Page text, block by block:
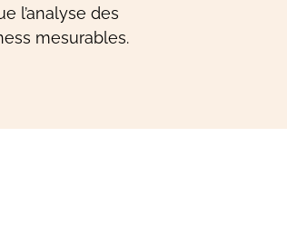
l’analyse des
mesurables.